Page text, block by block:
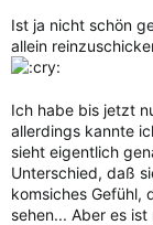
Ist ja nicht schön
allein
Ich habe bis jetzt
allerdings kannte
sieht eigentlich
Unterschied, daß
komsiches Gefühl,
sehen... Aber es